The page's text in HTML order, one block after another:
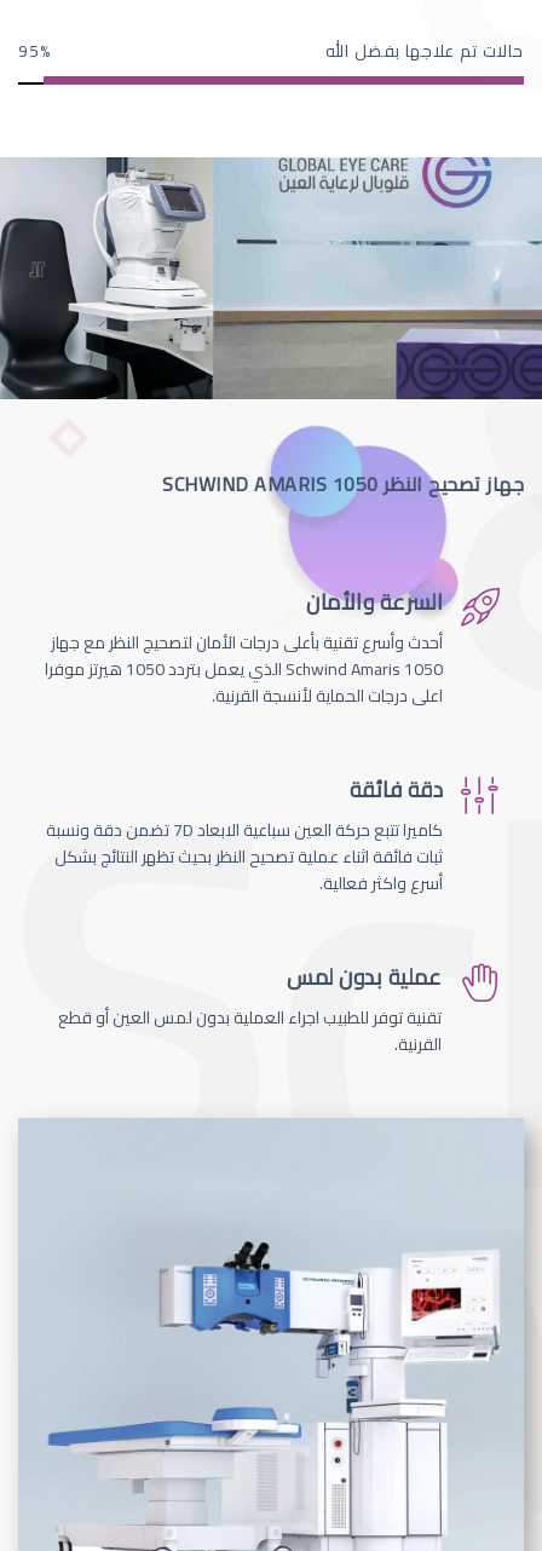
حالات تم علاجها بفضل الله 95
جهاز تصحيح النظر SCHWIND AMARIS 1050
السرعة والأمان
أحدث وأسرع تقنية بأعلى درجات الأمان لتصحيج النظر مع جهاز
Schwind Amaris 1050 الذي يعمل بتردد 1050 هيرتز موفرا
اعلى درجات الحماية لأنسجة القرنية.
دقة فائقة
كاميرا تتبع حركة العين سباعية الابعاد 7D تضمن دقة ونسبة
ثبات فائقة اثناء عملية تصحيح النظر بحيث تظهر النتائج بشكل
أسرع واكثر فعالية.
عملية بدون لمس
تقنية توفر للطبيب اجراء العملية بدون لمس العين أو قطع
القرنية.